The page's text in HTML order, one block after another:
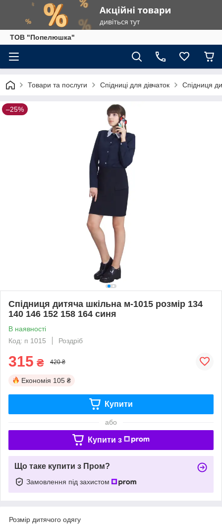
ТОВ "Попелюшка"
Товари та послуги Спідниці для дівчаток Спідниця
–25%
Спідниця дитяча шкільна м-1015 розмір 134
140 146 152 158 164 синя
В наявності
Код: п 1015
Роздріб
315 ₴ 420 ₴
Економія 105 ₴
Купити
або
Купити з
Що таке купити з Пром?
Замовлення під захистом
Розмір дитячого одягу